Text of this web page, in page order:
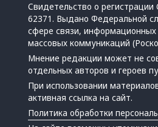
Свидетельство о
62371. Выдано Федеральной
сфере связи, информационных
массовых коммуникаций
Мнение редакции может не
отдельных авторов и героев
При использовании
активная ссылка на сайт.
Политика обработки